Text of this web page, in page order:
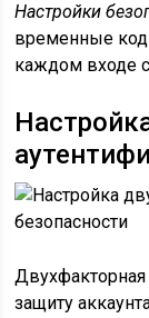
Настройки
временные
каждом входе с
защиту